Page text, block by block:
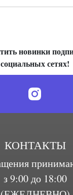
новинки
социальных сетях!
КОНТАКТЫ
з 9:00 до 18:00